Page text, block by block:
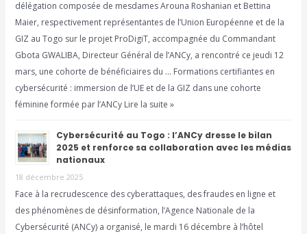
délégation composée de mesdames Arouna Roshanian et Bettina
Maier, respectivement représentantes de l’Union Européenne et de la
GIZ au Togo sur le projet ProDigiT, accompagnée du Commandant
Gbota GWALIBA, Directeur Général de l’ANCy, a rencontré ce jeudi 12
mars, une cohorte de bénéficiaires du … Formations certifiantes en
cybersécurité : immersion de l’UE et de la GIZ dans une cohorte
féminine formée par l’ANCy Lire la suite »
Cybersécurité au Togo : l’ANCy dresse le bilan
2025 et renforce sa collaboration avec les médias
nationaux
18 décembre 2025
Face à la recrudescence des cyberattaques, des fraudes en ligne et
des phénomènes de désinformation, l’Agence Nationale de la
Cybersécurité (ANCy) a organisé, le mardi 16 décembre à l’hôtel